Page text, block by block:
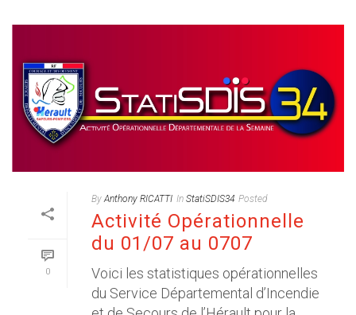
0
By Anthony RICATTI In StatiSDIS34 Posted
Activité Opérationnelle
du 01/07 au 0707
Voici les statistiques opérationnelles
du Service Départemental d’Incendie